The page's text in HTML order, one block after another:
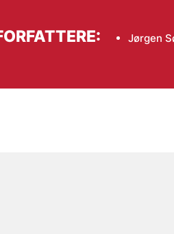
Jørgen